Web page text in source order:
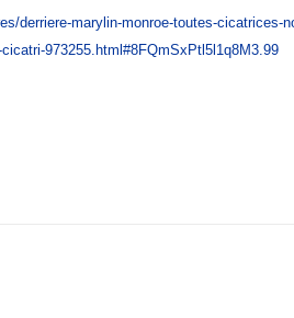
derriere-marylin-monroe-toutes-cicatrices-
973255.html#8FQmSxPtl5l1q8M3.99